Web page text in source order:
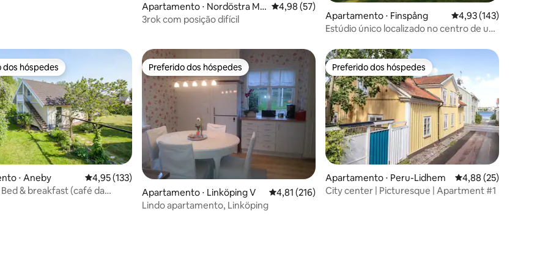
de 5, 45 avaliações
Apartamento ⋅ Nordöstra Mo
tala
4,98 de uma avaliação média de 5, 57 avaliações
4,98 (57)
3rok com posição difícil
Apartamento ⋅ Finspång 4,93 de uma avaliação
4,93 (143)
Estúdio único localizado no centro de um
dos hóspedes
dos hóspedes
⋅ Aneby 4,95 de uma avaliação média de 5, 133 avaliações
4,95 (133)
& breakfast (café da
Preferido dos hóspedes
Preferido dos hóspedes
Apartamento ⋅ Linköping V 4,81 de uma avaliação média de 5, 216 avaliações
4,81 (216)
Lindo apartamento, Linköping
Preferido dos hóspedes
Preferido dos hóspedes
Apartamento ⋅ Peru-Lidhem 4,88 de uma
4,88 (25)
City center | Picturesque | Apartment #1